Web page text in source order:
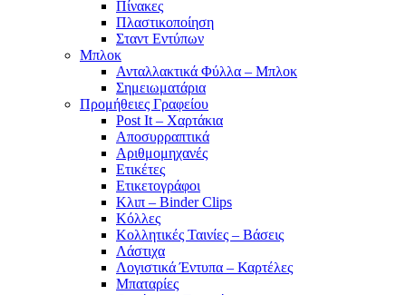
Πίνακες
Πλαστικοποίηση
Σταντ Εντύπων
Μπλοκ
Ανταλλακτικά Φύλλα – Μπλοκ
Σημειωματάρια
Προμήθειες Γραφείου
Post It – Χαρτάκια
Αποσυρραπτικά
Αριθμομηχανές
Ετικέτες
Ετικετογράφοι
Κλιπ – Binder Clips
Κόλλες
Κολλητικές Ταινίες – Βάσεις
Λάστιχα
Λογιστικά Έντυπα – Καρτέλες
Μπαταρίες